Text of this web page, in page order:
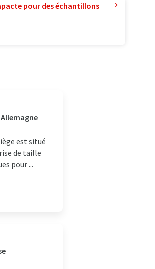
pour des échantillons
est situé
de taille
pour ...